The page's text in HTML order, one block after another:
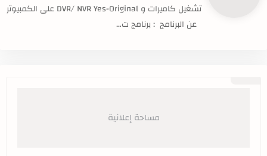
تشغيل كاميرات و DVR/ NVR Yes-Original على الكمبيوتر
عن البرنامج : برنامج ت…